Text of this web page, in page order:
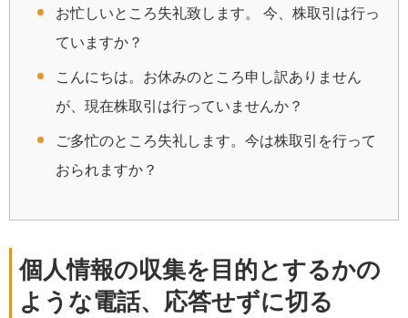
お忙しいところ失礼致します。 今、株取引は行っ
ていますか？
こんにちは。お休みのところ申し訳ありません
が、現在株取引は行っていませんか？
ご多忙のところ失礼します。今は株取引を行って
おられますか？
個人情報の収集を目的とするかの
ような電話、応答せずに切る